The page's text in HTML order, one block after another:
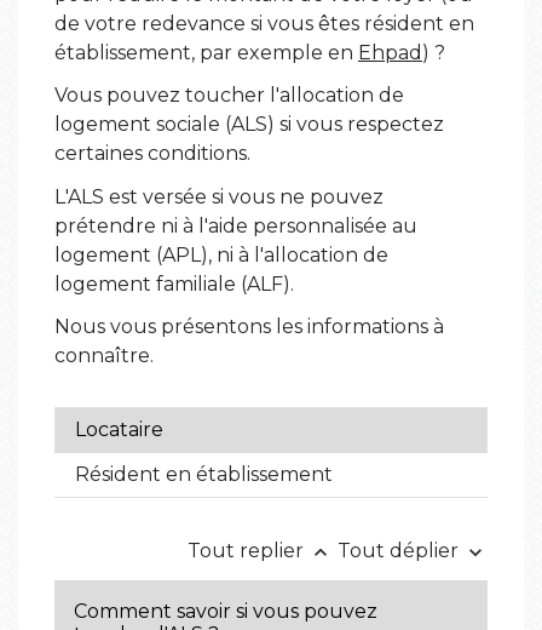
de votre redevance si vous êtes résident en
établissement, par exemple en Ehpad ) ?
Vous pouvez toucher l'allocation de
logement sociale (ALS) si vous respectez
certaines conditions.
L'ALS est versée si vous ne pouvez
prétendre ni à l'aide personnalisée au
logement (APL), ni à l'allocation de
logement familiale (ALF).
Nous vous présentons les informations à
connaître.
Locataire
Résident en établissement
Tout replier keyboard_arrow_up Tout déplier keyboard_arrow_down
Comment savoir si vous pouvez